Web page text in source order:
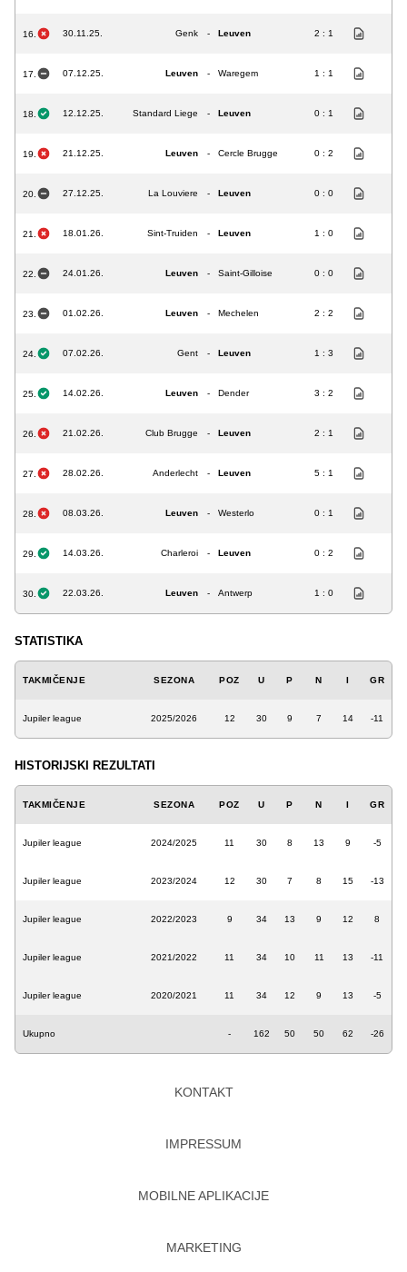
16. 30.11.25. Genk - Leuven 2 : 1
17. 07.12.25. Leuven - Waregem 1 : 1
18. 12.12.25. Standard Liege - Leuven 0 : 1
19. 21.12.25. Leuven - Cercle Brugge 0 : 2
20. 27.12.25. La Louviere - Leuven 0 : 0
21. 18.01.26. Sint-Truiden - Leuven 1 : 0
22. 24.01.26. Leuven - Saint-Gilloise 0 : 0
23. 01.02.26. Leuven - Mechelen 2 : 2
24. 07.02.26. Gent - Leuven 1 : 3
25. 14.02.26. Leuven - Dender 3 : 2
26. 21.02.26. Club Brugge - Leuven 2 : 1
27. 28.02.26. Anderlecht - Leuven 5 : 1
28. 08.03.26. Leuven - Westerlo 0 : 1
29. 14.03.26. Charleroi - Leuven 0 : 2
30. 22.03.26. Leuven - Antwerp 1 : 0
STATISTIKA
TAKMIČENJE SEZONA POZ U P N I GR
Jupiler league 2025/2026 12 30 9 7 14 -11
HISTORIJSKI REZULTATI
TAKMIČENJE SEZONA POZ U P N I GR
Jupiler league 2024/2025 11 30 8 13 9 -5
Jupiler league 2023/2024 12 30 7 8 15 -13
Jupiler league 2022/2023 9 34 13 9 12 8
Jupiler league 2021/2022 11 34 10 11 13 -11
Jupiler league 2020/2021 11 34 12 9 13 -5
Ukupno - 162 50 50 62 -26
KONTAKT
IMPRESSUM
MOBILNE APLIKACIJE
MARKETING